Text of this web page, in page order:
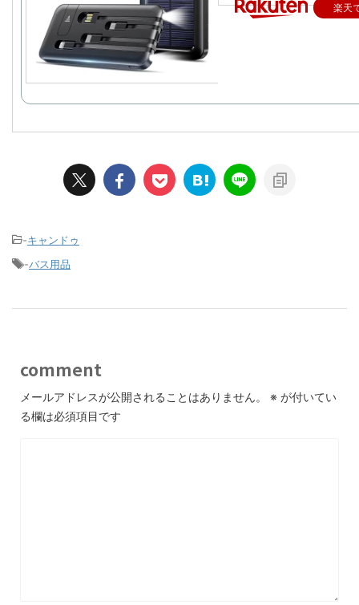
楽天
-キャンドゥ
-バス用品
comment
メールアドレスが公開されることはありません。 ※ が付いてい
る欄は必須項目です